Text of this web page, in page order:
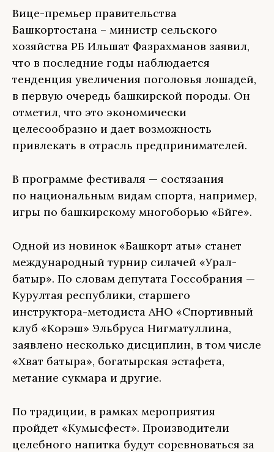
Вице-премьер правительства
Башкортостана – министр сельского
хозяйства РБ Ильшат Фазрахманов заявил,
что в последние годы наблюдается
тенденция увеличения поголовья лошадей,
в первую очередь башкирской породы. Он
отметил, что это экономически
целесообразно и дает возможность
привлекать в отрасль предпринимателей.
В программе фестиваля — состязания
по национальным видам спорта, например,
игры по башкирскому многоборью «Бәйге».
Одной из новинок «Башкорт аты» станет
международный турнир силачей «Урал-
батыр». По словам депутата Госсобрания —
Курултая республики, старшего
инструктора-методиста АНО «Спортивный
клуб «Корэш» Эльбруса Нигматуллина,
заявлено несколько дисциплин, в том числе
«Хват батыра», богатырская эстафета,
метание сукмара и другие.
По традиции, в рамках мероприятия
пройдет «Кумысфест». Производители
целебного напитка будут соревноваться за